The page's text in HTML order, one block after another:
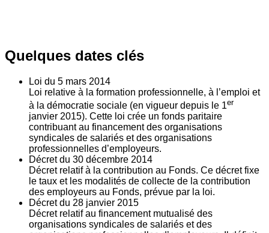
Quelques dates clés
Loi du 5 mars 2014
Loi relative à la formation professionnelle, à l’emploi et
à la démocratie sociale (en vigueur depuis le 1er
janvier 2015). Cette loi crée un fonds paritaire
contribuant au financement des organisations
syndicales de salariés et des organisations
professionnelles d’employeurs.
Décret du 30 décembre 2014
Décret relatif à la contribution au Fonds. Ce décret fixe
le taux et les modalités de collecte de la contribution
des employeurs au Fonds, prévue par la loi.
Décret du 28 janvier 2015
Décret relatif au financement mutualisé des
organisations syndicales de salariés et des